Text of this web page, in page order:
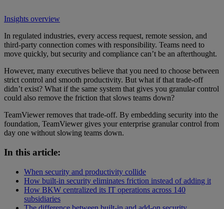
Insights overview
In regulated industries, every access request, remote session, and
third-party connection comes with responsibility. Teams need to
move quickly, but security and compliance can’t be an afterthought.
However, many executives believe that you need to choose between
strict control and smooth productivity. But what if that trade-off
didn’t exist? What if the same system that gives you granular control
could also remove the friction that slows teams down?
TeamViewer removes that trade-off. By embedding security into the
foundation, TeamViewer gives your enterprise granular control from
day one without slowing teams down.
In this article:
When security and productivity collide
How built-in security eliminates friction instead of adding it
How BKW centralized its IT operations across 140
subsidiaries